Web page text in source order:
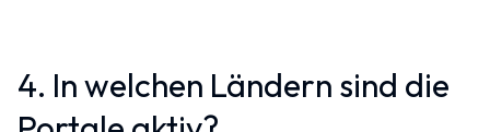
4. In welchen Ländern sind die